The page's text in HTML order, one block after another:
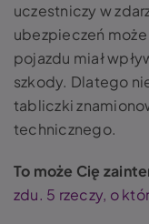
uczestniczy w
ubezpieczeń
pojazdu miał
szkody. Dlatego
tabliczki
technicznego.
To może Cię
zdu. 5 rzeczy, o